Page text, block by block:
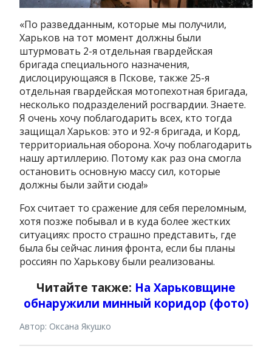
«По разведданным, которые мы получили,
Харьков на тот момент должны были
штурмовать 2-я отдельная гвардейская
бригада специального назначения,
дислоцирующаяся в Пскове, также 25-я
отдельная гвардейская мотопехотная бригада,
несколько подразделений росгвардии. Знаете.
Я очень хочу поблагодарить всех, кто тогда
защищал Харьков: это и 92-я бригада, и Корд,
территориальная оборона. Хочу поблагодарить
нашу артиллерию. Потому как раз она смогла
остановить основную массу сил, которые
должны были зайти сюда!»
Fox считает то сражение для себя переломным,
хотя позже побывал и в куда более жестких
ситуациях: просто страшно представить, где
была бы сейчас линия фронта, если бы планы
россиян по Харькову были реализованы.
Читайте также: На Харьковщине
обнаружили минный коридор (фото)
Автор: Оксана Якушко